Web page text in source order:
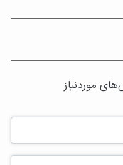
موردنیاز